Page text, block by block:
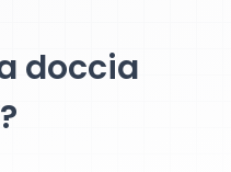
doccia